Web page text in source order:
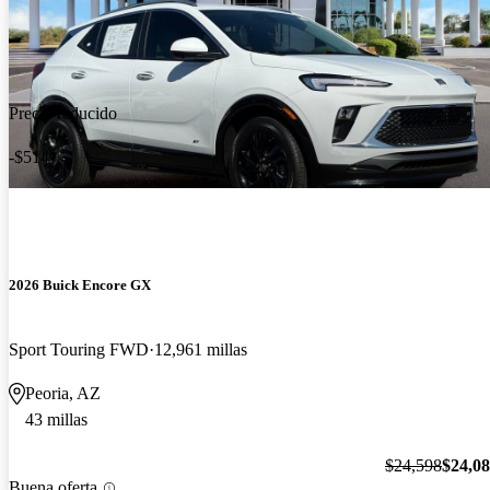
Precio reducido
-$514
2026 Buick Encore GX
Sport Touring FWD 12,961 millas
Peoria, AZ
43 millas
$24,598